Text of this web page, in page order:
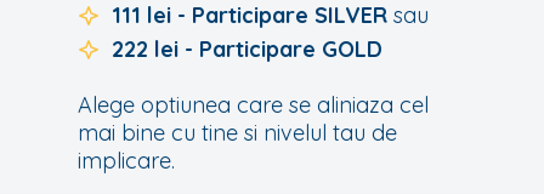
111 lei - Participare SILVER sau
222 lei - Participare GOLD
Alege optiunea care se aliniaza cel
mai bine cu tine si nivelul tau de
implicare.